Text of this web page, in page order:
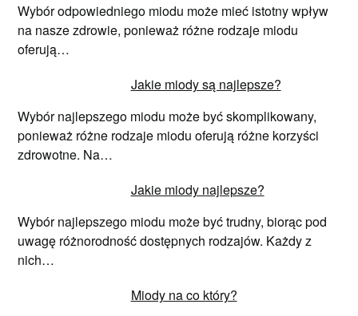
Wybór odpowiedniego miodu może mieć istotny wpływ
na nasze zdrowie, ponieważ różne rodzaje miodu
oferują…
Jakie miody są najlepsze?
Wybór najlepszego miodu może być skomplikowany,
ponieważ różne rodzaje miodu oferują różne korzyści
zdrowotne. Na…
Jakie miody najlepsze?
Wybór najlepszego miodu może być trudny, biorąc pod
uwagę różnorodność dostępnych rodzajów. Każdy z
nich…
Miody na co który?